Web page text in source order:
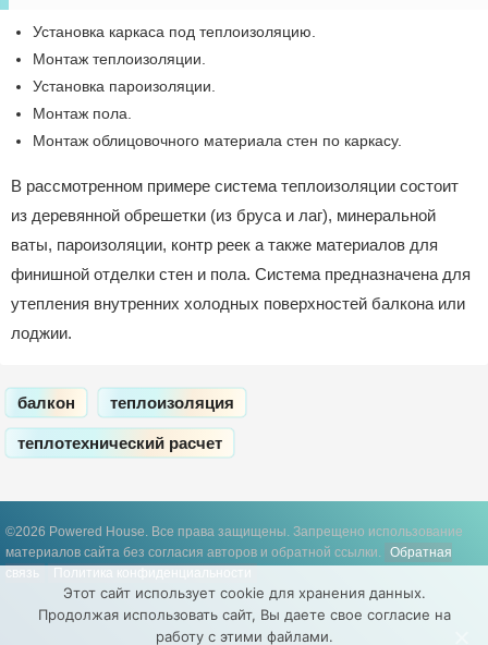
Установка каркаса под теплоизоляцию.
Монтаж теплоизоляции.
Установка пароизоляции.
Монтаж пола.
Монтаж облицовочного материала стен по каркасу.
В рассмотренном примере система теплоизоляции состоит
из деревянной обрешетки (из бруса и лаг), минеральной
ваты, пароизоляции, контр реек а также материалов для
финишной отделки стен и пола. Система предназначена для
утепления внутренних холодных поверхностей балкона или
лоджии.
балкон теплоизоляция
теплотехнический расчет
©2026 Powered House. Все права защищены. Запрещено использование
материалов сайта без согласия авторов и обратной ссылки.
Обратная
связь
Политика конфиденциальности
Этот сайт использует cookie для хранения данных.
Продолжая использовать сайт, Вы даете свое согласие на
работу с этими файлами.